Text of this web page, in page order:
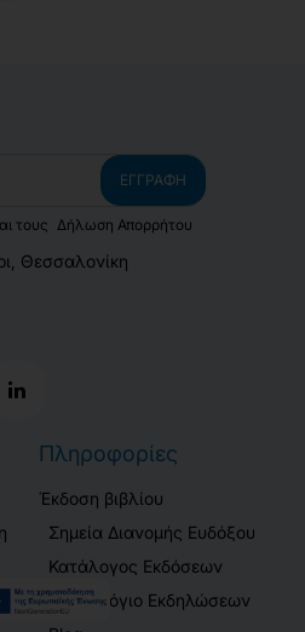
ΕΓΓΡΑΦΉ
τους Δήλωση Απορρήτου
Θεσσαλονίκη
Πληροφορίες
Έκδοση βιβλίου
Σημεία Διανομής Ευδόξου
Κατάλογος Εκδόσεων
Ημερολόγιο Εκδηλώσεων